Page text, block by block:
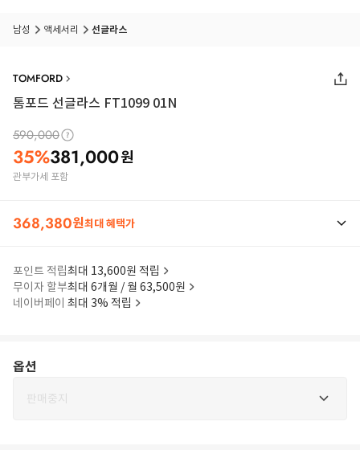
남성 액세서리 선글라스
TOMFORD
톰포드 선글라스 FT1099 01N
590,000
35%381,000원
관부가세 포함
368,380원최대 혜택가
포인트 적립최대 13,600원 적립
무이자 할부최대 6개월 / 월 63,500원
네이버페이 최대 3% 적립
옵션
판매중지